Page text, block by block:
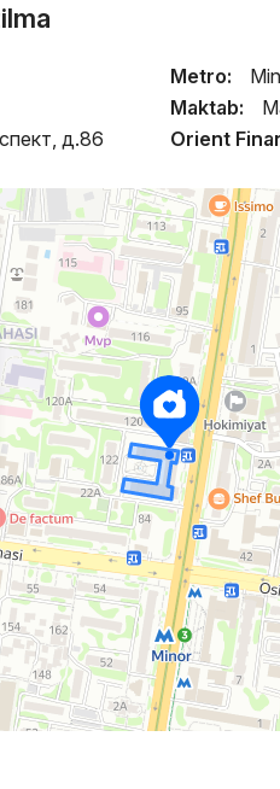
д.86
Metro:
Maktab:
Orient